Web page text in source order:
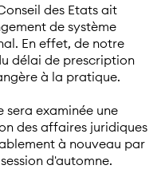
des Etats ait
de système
En effet, de notre
délai de prescription
à la pratique.
sera examinée une
des affaires juridiques
à nouveau par
d'automne.